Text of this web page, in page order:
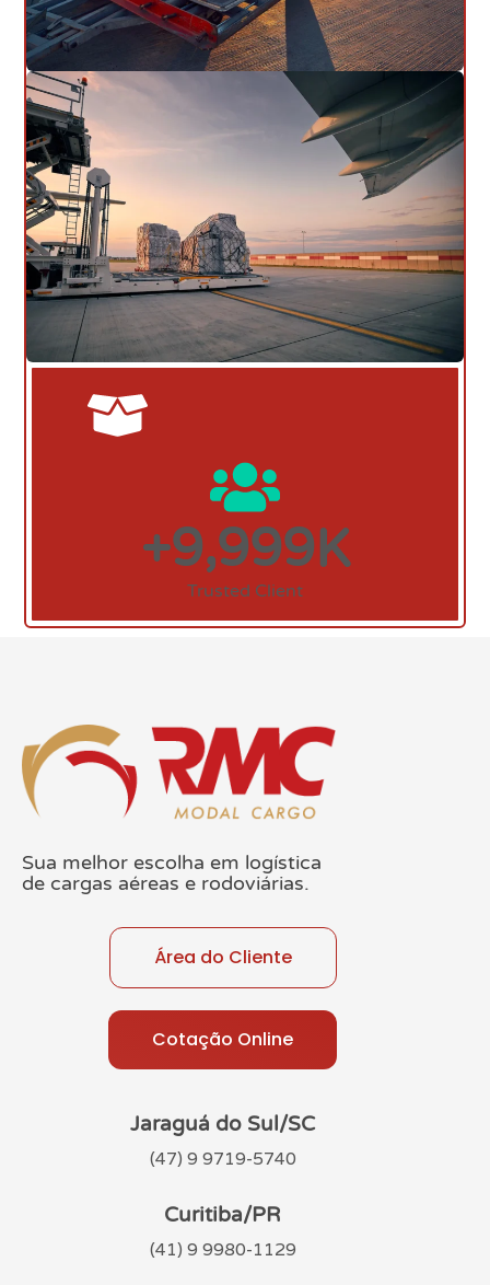
+9,999K
Trusted Client
Sua melhor escolha em logística
de cargas aéreas e rodoviárias.
Área do Cliente
Cotação Online
Jaraguá do Sul/SC
(47) 9 9719-5740
Curitiba/PR
(41) 9 9980-1129